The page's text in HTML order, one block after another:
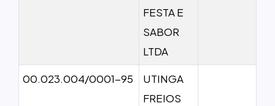
FESTA E
SABOR
LTDA
00.023.004/0001-95
UTINGA
FREIOS